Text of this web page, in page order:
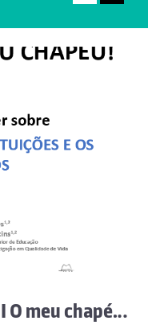
Creative Lab Sci&Math I O meu chapéu! Aprender sobre as instituições e os serviços